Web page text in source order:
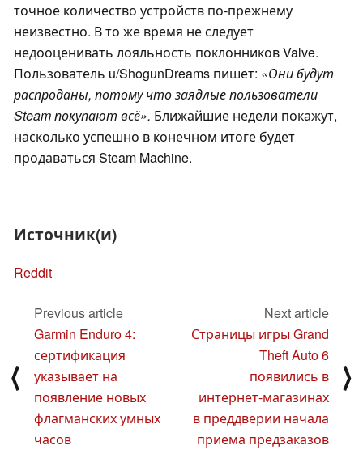
точное количество устройств по-прежнему
неизвестно. В то же время не следует
недооценивать лояльность поклонников Valve.
Пользователь u/ShogunDreams пишет: «Они будут
распроданы, потому что заядлые пользователи
Steam покупают всё». Ближайшие недели покажут,
насколько успешно в конечном итоге будет
продаваться Steam Machine.
Источник(и)
Reddit
⟨
Previous article
Garmin Enduro 4:
сертификация
указывает на
появление новых
флагманских умных
часов
Next article
Страницы игры Grand
Theft Auto 6
появились в
интернет-магазинах
в преддверии начала
приема предзаказов
⟩